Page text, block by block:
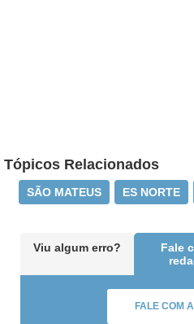
Tópicos Relacionados
SÃO MATEUS ES NORTE
Viu algum erro?
Fale
FALE COM